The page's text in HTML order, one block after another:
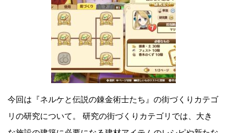
今回は『ネルケと伝説の錬金術士たち』の街づくりカテゴ
リの研究について。 研究の街づくりカテゴリでは、大き